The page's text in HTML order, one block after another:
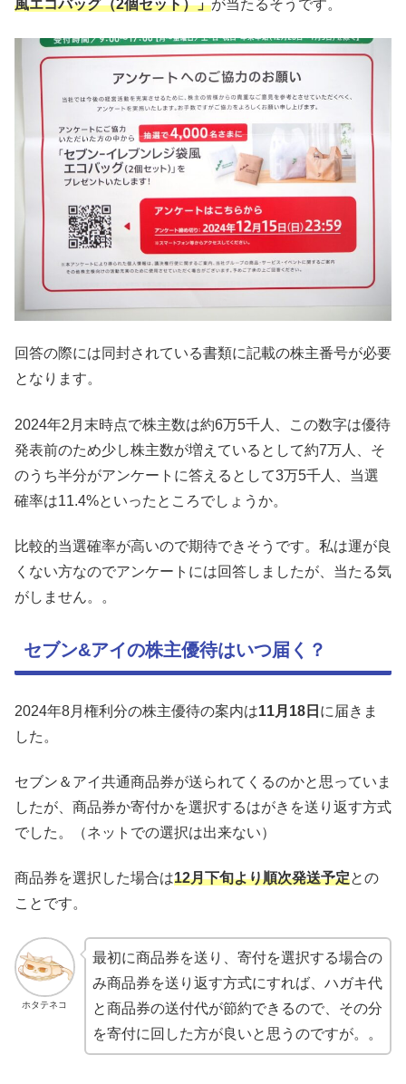
風エコバッグ（2個セット）」が当たるそうです。
回答の際には同封されている書類に記載の株主番号が必要
となります。
2024年2月末時点で株主数は約6万5千人、この数字は優待
発表前のため少し株主数が増えているとして約7万人、そ
のうち半分がアンケートに答えるとして3万5千人、当選
確率は11.4%といったところでしょうか。
比較的当選確率が高いので期待できそうです。私は運が良
くない方なのでアンケートには回答しましたが、当たる気
がしません。。
セブン&アイの株主優待はいつ届く？
2024年8月権利分の株主優待の案内は11月18日 に届きま
した。
セブン＆アイ共通商品券が送られてくるのかと思っていま
したが、商品券か寄付かを選択するはがきを送り返す方式
でした。（ネットでの選択は出来ない）
商品券を選択した場合は12月下旬より順次発送予定との
ことです。
ホタテネコ
最初に商品券を送り、寄付を選択する場合の
み商品券を送り返す方式にすれば、ハガキ代
と商品券の送付代が節約できるので、その分
を寄付に回した方が良いと思うのですが。。